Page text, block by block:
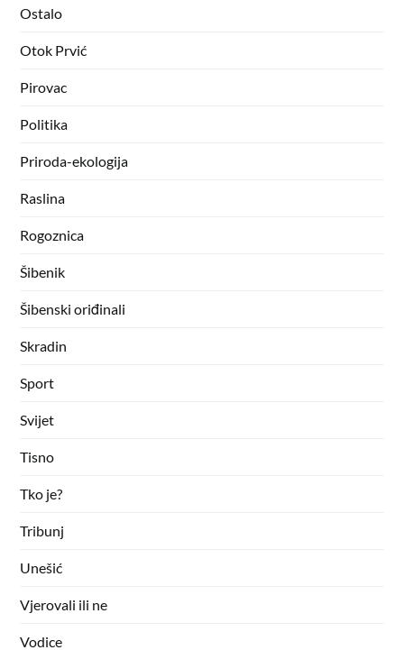
Ostalo
Otok Prvić
Pirovac
Politika
Priroda-ekologija
Raslina
Rogoznica
Šibenik
Šibenski oriđinali
Skradin
Sport
Svijet
Tisno
Tko je?
Tribunj
Unešić
Vjerovali ili ne
Vodice